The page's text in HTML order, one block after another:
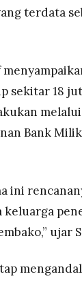
terdata
sekitar 18
Bank
ini
ujar